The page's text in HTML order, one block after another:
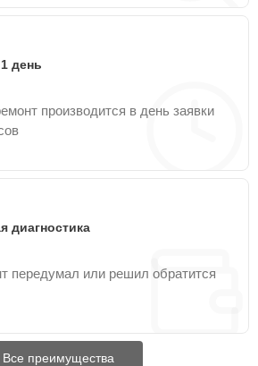
день
производится в день заявки
диагностика
передумал или решил обратится
Все преимущества